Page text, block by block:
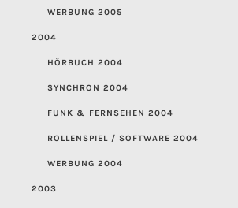
WERBUNG 2005
2004
HÖRBUCH 2004
SYNCHRON 2004
FUNK & FERNSEHEN 2004
ROLLENSPIEL / SOFTWARE 2004
WERBUNG 2004
2003